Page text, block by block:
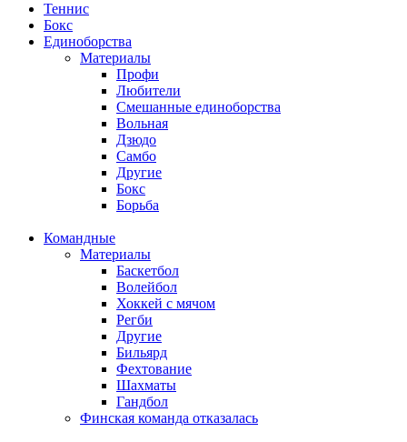
Теннис
Бокс
Единоборства
Материалы
Профи
Любители
Смешанные единоборства
Вольная
Дзюдо
Самбо
Другие
Бокс
Борьба
Командные
Материалы
Баскетбол
Волейбол
Хоккей с мячом
Регби
Другие
Бильярд
Фехтование
Шахматы
Гандбол
Финская команда отказалась